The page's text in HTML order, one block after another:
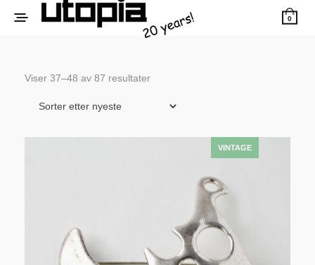
0
Viser 37–48 av 87 resultaterSortert
siste